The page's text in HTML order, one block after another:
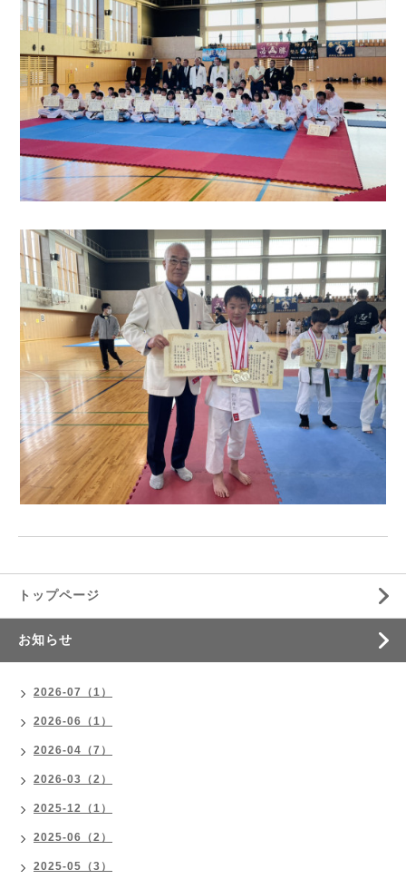
トップページ
お知らせ
2026-07（1）
2026-06（1）
2026-04（7）
2026-03（2）
2025-12（1）
2025-06（2）
2025-05（3）